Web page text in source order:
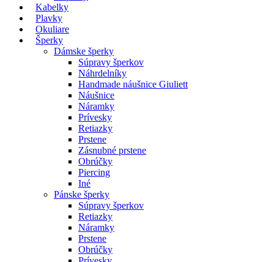
Kabelky
Plavky
Okuliare
Šperky
Dámske šperky
Súpravy šperkov
Náhrdelníky
Handmade náušnice Giuliett
Náušnice
Náramky
Prívesky
Retiazky
Prstene
Zásnubné prstene
Obrúčky
Piercing
Iné
Pánske šperky
Súpravy šperkov
Retiazky
Náramky
Prstene
Obrúčky